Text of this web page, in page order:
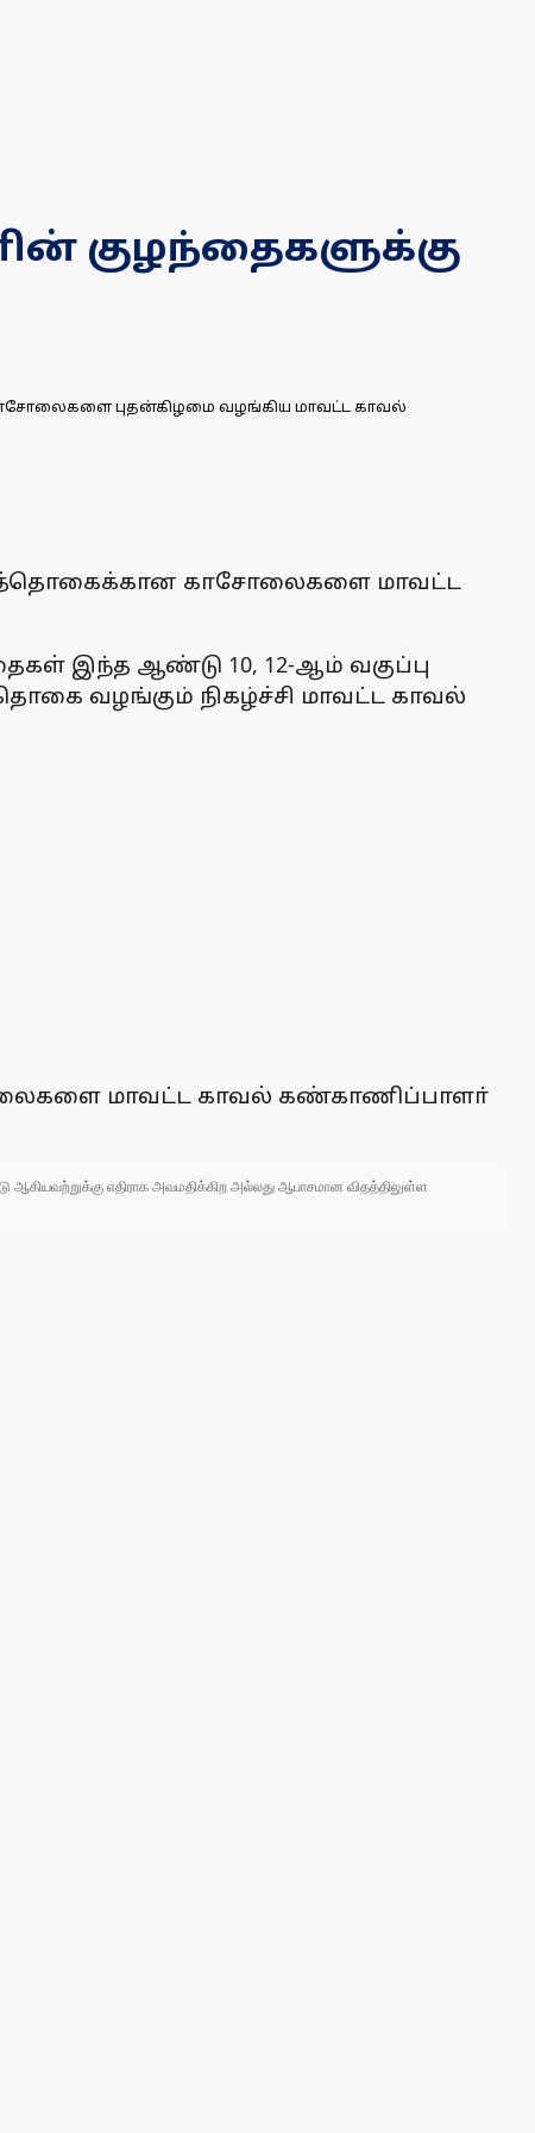
குழந்தைகளுக்கு
புதன்கிழமை வழங்கிய மாவட்ட காவல்
காசோலைகளை மாவட்ட
இந்த ஆண்டு 10, 12-ஆம் வகுப்பு
வழங்கும் நிகழ்ச்சி மாவட்ட காவல்
மாவட்ட காவல் கண்காணிப்பாளா்
ஆகியவற்றுக்கு எதிராக அவமதிக்கிற அல்லது ஆபாசமான விதத்திலுள்ள